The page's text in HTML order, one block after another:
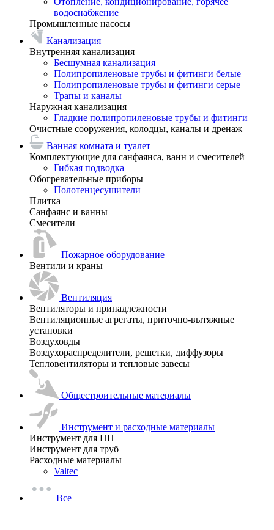
водоснабжение
Промышленные насосы
Канализация
Внутренняя канализация
Бесшумная канализация
Полипропиленовые трубы и фитинги белые
Полипропиленовые трубы и фитинги серые
Трапы и каналы
Наружная канализация
Гладкие полипропиленовые трубы и фитинги
Очистные сооружения, колодцы, каналы и дренаж
Ванная комната и туалет
Комплектующие для санфаянса, ванн и смесителей
Гибкая подводка
Обогревательные приборы
Полотенцесушители
Плитка
Санфаянс и ванны
Смесители
Пожарное оборудование
Вентили и краны
Вентиляция
Вентиляторы и принадлежности
Вентиляционные агрегаты, приточно-вытяжные
установки
Воздуховды
Воздухораспределители, решетки, диффузоры
Тепловентиляторы и тепловые завесы
Общестроительные материалы
Инструмент и расходные материалы
Инструмент для ПП
Инструмент для труб
Расходные материалы
Valtec
Все